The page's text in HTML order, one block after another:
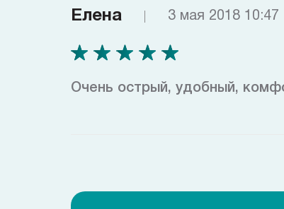
Елена 3 мая 2018 10:47
Очень острый, удобный,